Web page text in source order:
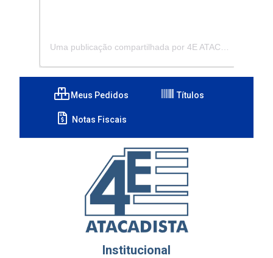
Meus Pedidos Títulos
Notas Fiscais
Institucional